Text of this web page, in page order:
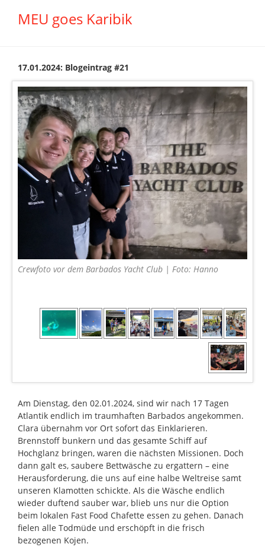
MEU goes Karibik
17.01.2024: Blogeintrag #21
Crewfoto vor dem Barbados Yacht Club | Foto: Hanno
Am Dienstag, den 02.01.2024, sind wir nach 17 Tagen
Atlantik endlich im traumhaften Barbados angekommen.
Clara übernahm vor Ort sofort das Einklarieren.
Brennstoff bunkern und das gesamte Schiff auf
Hochglanz bringen, waren die nächsten Missionen. Doch
dann galt es, saubere Bettwäsche zu ergattern – eine
Herausforderung, die uns auf eine halbe Weltreise samt
unseren Klamotten schickte. Als die Wäsche endlich
wieder duftend sauber war, blieb uns nur die Option
beim lokalen Fast Food Chafette essen zu gehen. Danach
fielen alle Todmüde und erschöpft in die frisch
bezogenen Kojen.